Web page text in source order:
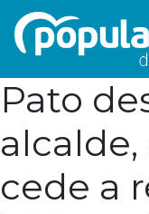
Pato
alcalde,
cede a